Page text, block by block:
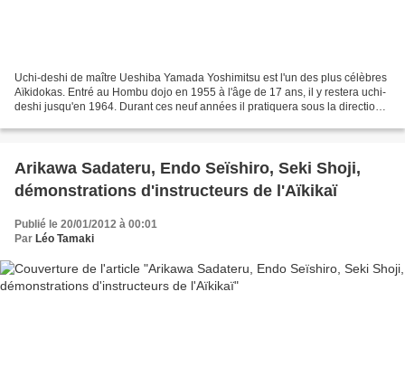
Uchi-deshi de maître Ueshiba Yamada Yoshimitsu est l'un des plus célèbres
Aïkidokas. Entré au Hombu dojo en 1955 à l'âge de 17 ans, il y restera uchi-
deshi jusqu'en 1964. Durant ces neuf années il pratiquera sous la direction
Arikawa Sadateru, Endo Seïshiro, Seki Shoji,
démonstrations d'instructeurs de l'Aïkikaï
Publié le 20/01/2012 à 00:01
Par Léo Tamaki